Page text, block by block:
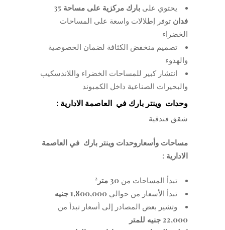
يحتوي على
بارك مركزية على مساحة 35
فدان توفر إطلالات واسعة على المساحات
الخضراء
تصميم منخفض الكثافة لضمان الخصوصية
والهدوء
انتشار كبير للمساحات الخضراء واللاندسكيب
والبحيرات الصناعية داخل الكمبوند
وحدات وينتر بارك في العاصمة الادارية :
شقق فندقية
مساحات وأسعاروحدات وينتر بارك في العاصمة
الادارية :
تبدأ المساحات من 30 متر²
تبدأ الأسعار من حوالي 1,800,000 جنيه
وتشير بعض المصادر إلى أسعار تبدأ من
22,000 جنيه للمتر